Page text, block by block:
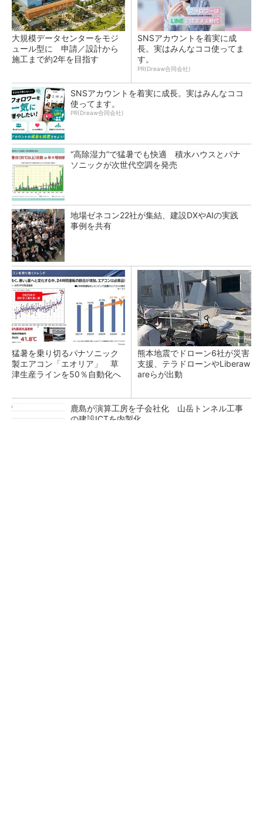
大規模データセンターをモジ
ュール型に 申請／設計から
施工まで約2年を目指す
SNSアカウントを着実に成
長。実はみんなココ使ってま
す。
PR(Dreaw合同会社)
SNSアカウントを着実に成長。実はみんなココ
使ってます。
PR(Dreaw合同会社)
“高除湿力”で猛暑でも快適 積水ハウスとパナ
ソニックが次世代空調を発売
地場ゼネコン22社が集結、建設DXやAIの実践
事例を共有
猛暑を乗り切るパナソニック
製エアコン「エオリア」 草
津生産ラインを50％自動化へ
熊本地震でドローン6社が災害
支援、テラドローンやLiberaw
areらが出動
鹿島が演算工房を子会社化 山岳トンネル工事
の建設ICTを内製化